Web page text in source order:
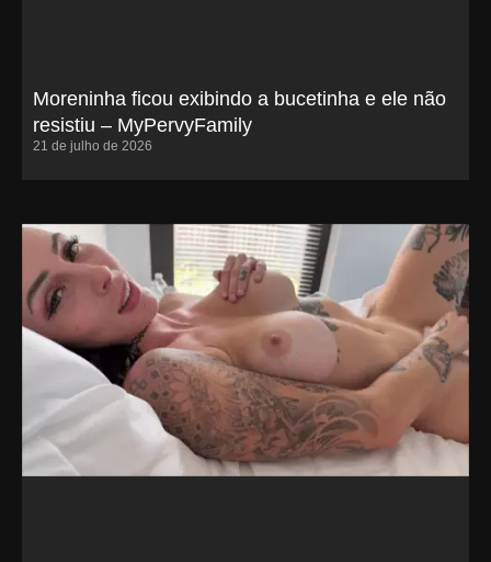
Moreninha ficou exibindo a bucetinha e ele não
resistiu – MyPervyFamily
21 de julho de 2026